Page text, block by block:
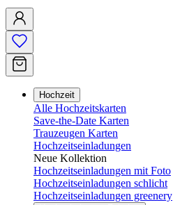
Hochzeit
Alle Hochzeitskarten
Save-the-Date Karten
Trauzeugen Karten
Hochzeitseinladungen
Neue Kollektion
Hochzeitseinladungen mit Foto
Hochzeitseinladungen schlicht
Hochzeitseinladungen greenery